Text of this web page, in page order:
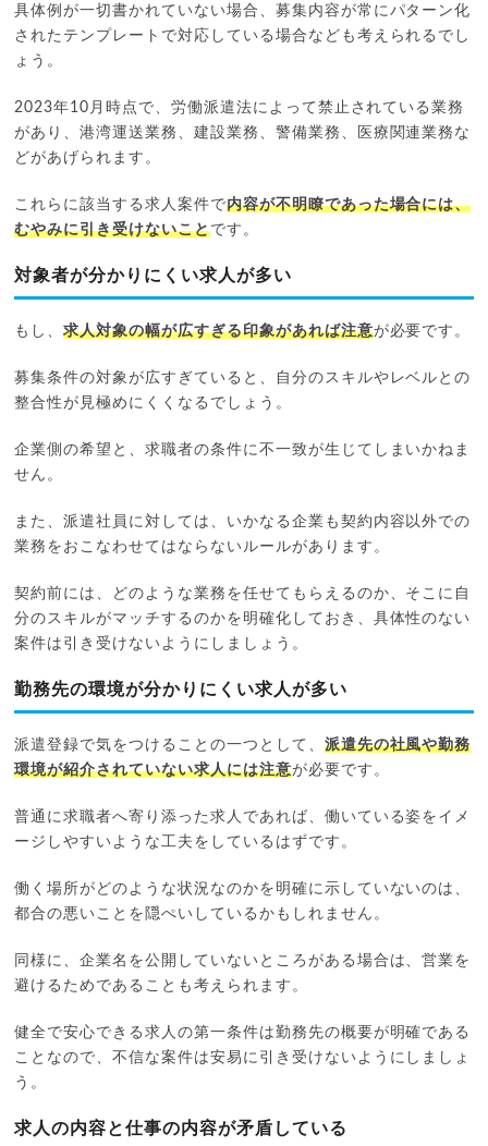
具体例が一切書かれていない場合、募集内容が常にパターン化
されたテンプレートで対応している場合なども考えられるでし
ょう。
2023年10月時点で、労働派遣法によって禁止されている業務
があり、港湾運送業務、建設業務、警備業務、医療関連業務な
どがあげられます。
これらに該当する求人案件で内容が不明瞭であった場合には、
むやみに引き受けないことです。
対象者が分かりにくい求人が多い
もし、求人対象の幅が広すぎる印象があれば注意が必要です。
募集条件の対象が広すぎていると、自分のスキルやレベルとの
整合性が見極めにくくなるでしょう。
企業側の希望と、求職者の条件に不一致が生じてしまいかねま
せん。
また、派遣社員に対しては、いかなる企業も契約内容以外での
業務をおこなわせてはならないルールがあります。
契約前には、どのような業務を任せてもらえるのか、そこに自
分のスキルがマッチするのかを明確化しておき、具体性のない
案件は引き受けないようにしましょう。
勤務先の環境が分かりにくい求人が多い
派遣登録で気をつけることの一つとして、 派遣先の社風や勤務
環境が紹介されていない求人には注意が必要です。
普通に求職者へ寄り添った求人であれば、働いている姿をイメ
ージしやすいような工夫をしているはずです。
働く場所がどのような状況なのかを明確に示していないのは、
都合の悪いことを隠ぺいしているかもしれません。
同様に、企業名を公開していないところがある場合は、営業を
避けるためであることも考えられます。
健全で安心できる求人の第一条件は勤務先の概要が明確である
ことなので、不信な案件は安易に引き受けないようにしましょ
う。
求人の内容と仕事の内容が矛盾している